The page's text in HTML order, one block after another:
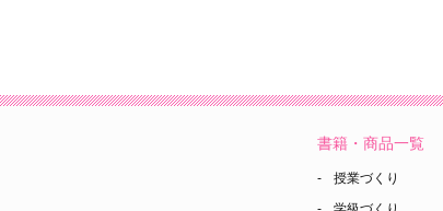
書籍・商品一覧
授業づくり